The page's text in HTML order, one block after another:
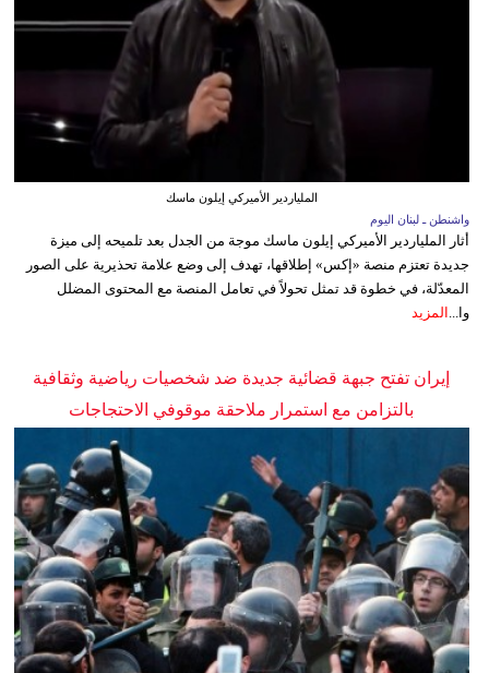
الملياردير الأميركي إيلون ماسك
واشنطن ـ لبنان اليوم
أثار الملياردير الأميركي إيلون ماسك موجة من الجدل بعد تلميحه إلى ميزة
جديدة تعتزم منصة «إكس» إطلاقها، تهدف إلى وضع علامة تحذيرية على الصور
المعدّلة، في خطوة قد تمثل تحولاً في تعامل المنصة مع المحتوى المضلل
وا... المزيد
إيران تفتح جبهة قضائية جديدة ضد شخصيات رياضية وثقافية
بالتزامن مع استمرار ملاحقة موقوفي الاحتجاجات